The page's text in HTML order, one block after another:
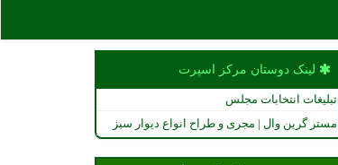
لینک دوستان مركز اسپرت
تبلیغات انتخابات مجلس
مستر گرین وال | مجری و طراح انواع دیوار سبز